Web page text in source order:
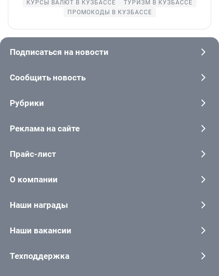
КУРСЫ ВАЛЮТ В КУЗБАССЕ
ТУРИЗМ В КУЗБАССЕ
ПРОМОКОДЫ В КУЗБАССЕ
Подписаться на новости
Сообщить новость
Рубрики
Реклама на сайте
Прайс-лист
О компании
Наши награды
Наши вакансии
Техподдержка